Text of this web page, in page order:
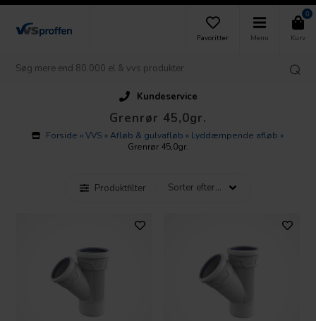
Favoritter Menu
0
Kurv
Kundeservice
Grenrør 45,0gr.
Forside »VVS »Afløb & gulvafløb » Lyddæmpende afløb »
Grenrør 45,0gr.
Produktfilter